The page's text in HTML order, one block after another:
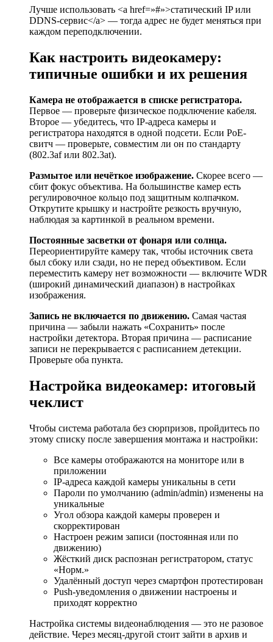
Лучше использовать <a href=»#»>статический IP или
DDNS-сервис</a> — тогда адрес не будет меняться при
каждом переподключении.
Как настроить видеокамеру:
типичные ошибки и их решения
Камера не отображается в списке регистратора.
Первое — проверьте физическое подключение кабеля.
Второе — убедитесь, что IP-адреса камеры и
регистратора находятся в одной подсети. Если PoE-
свитч — проверьте, совместим ли он по стандарту
(802.3af или 802.3at).
Размытое или нечёткое изображение. Скорее всего —
сбит фокус объектива. На большинстве камер есть
регулировочное кольцо под защитным колпачком.
Открутите крышку и настройте резкость вручную,
наблюдая за картинкой в реальном времени.
Постоянные засветки от фонаря или солнца.
Переориентируйте камеру так, чтобы источник света
был сбоку или сзади, но не перед объективом. Если
переместить камеру нет возможности — включите WDR
(широкий динамический диапазон) в настройках
изображения.
Запись не включается по движению. Самая частая
причина — забыли нажать «Сохранить» после
настройки детектора. Вторая причина — расписание
записи не перекрывается с расписанием детекции.
Проверьте оба пункта.
Настройка видеокамер: итоговый
чеклист
Чтобы система работала без сюрпризов, пройдитесь по
этому списку после завершения монтажа и настройки:
Все камеры отображаются на мониторе или в
приложении
IP-адреса каждой камеры уникальны в сети
Пароли по умолчанию (admin/admin) изменены на
уникальные
Угол обзора каждой камеры проверен и
скорректирован
Настроен режим записи (постоянная или по
движению)
Жёсткий диск распознан регистратором, статус
«Норм.»
Удалённый доступ через смартфон протестирован
Push-уведомления о движении настроены и
приходят корректно
Настройка системы видеонаблюдения — это не разовое
действие. Через месяц-другой стоит зайти в архив и